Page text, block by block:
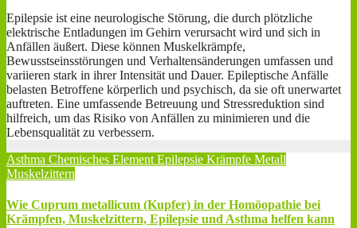
Epilepsie ist eine neurologische Störung, die durch plötzliche
elektrische Entladungen im Gehirn verursacht wird und sich in
Anfällen äußert. Diese können Muskelkrämpfe,
Bewusstseinsstörungen und Verhaltensänderungen umfassen und
variieren stark in ihrer Intensität und Dauer. Epileptische Anfälle
belasten Betroffene körperlich und psychisch, da sie oft unerwartet
auftreten. Eine umfassende Betreuung und Stressreduktion sind
hilfreich, um das Risiko von Anfällen zu minimieren und die
Lebensqualität zu verbessern.
Asthma Chemisches Element Epilepsie Krämpfe Metall
Muskelzittern
Wie Cuprum metallicum (Kupfer) in der Homöopathie bei
Krämpfen, Muskelzittern, Epilepsie und Asthma helfen kann